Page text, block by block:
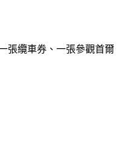
張纜車券、一張參觀首爾